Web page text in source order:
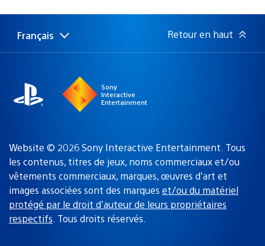
publication
Choisir
une
Région
actuelle
Français Retour en haut
Sony
Interactive
Entertainment
Website © 2026 Sony Interactive Entertainment. Tous
les contenus, titres de jeux, noms commerciaux et/ou
vêtements commerciaux, marques, œuvres d’art et
images associées sont des marques et/ou du matériel
protégé par le droit d’auteur de leurs propriétaires
respectifs. Tous droits réservés.